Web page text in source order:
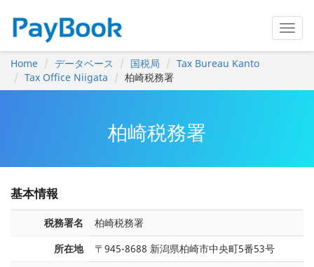
Home データベース 国税局
Tax Bureau Kanto
Tax Office Niigata
柏崎税務署
柏崎税務署
基本情報
税務署名
柏崎税務署
所在地
〒945-8688 新潟県柏崎市中央町5番53号